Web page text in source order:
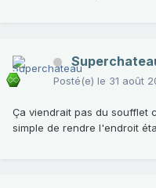
Posté(e) le 31 août
Ça viendrait pas du soufflet
simple de rendre l'endroit